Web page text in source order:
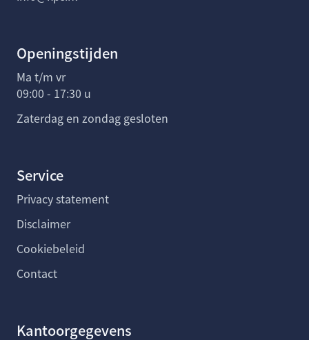
Openingstijden
Ma t/m vr
09:00 - 17:30 u
Zaterdag en zondag gesloten
Service
Privacy statement
Disclaimer
Cookiebeleid
Contact
Kantoorgegevens